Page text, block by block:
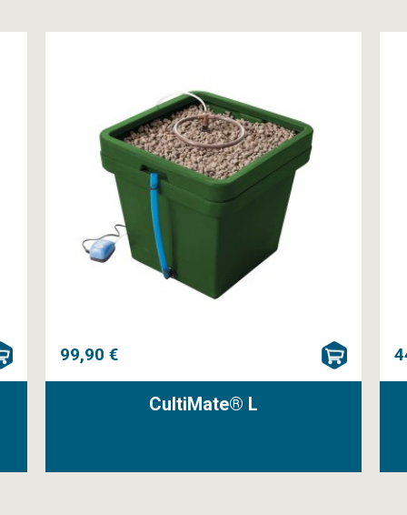
99,90 €
CultiMate® L